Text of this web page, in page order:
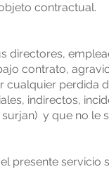
contractual.
directores,
contrato,
perdida
indirectos,
y que no le
presente servicio